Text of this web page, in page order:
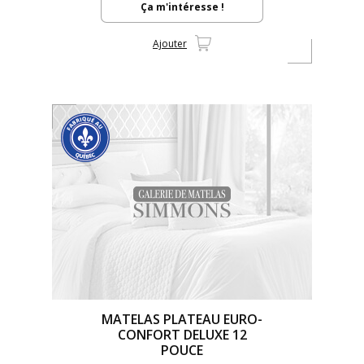
Ça m'intéresse !
Ajouter
MATELAS PLATEAU EURO-
CONFORT DELUXE 12
POUCE